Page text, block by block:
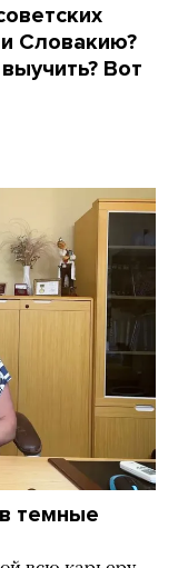
Словакию?
Вот
темные